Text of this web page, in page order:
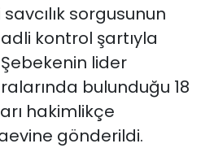
sorgusunun
kontrol şartıyla
Şebekenin lider
bulunduğu 18
hakimlikçe
gönderildi.